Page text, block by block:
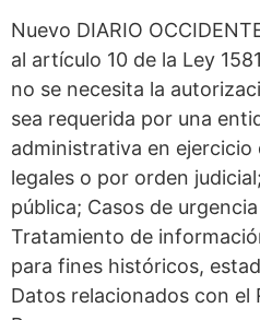
Nuevo DIARIO
al artículo 10 de la Ley
no se necesita la
sea requerida por una
administrativa en ejercicio
legales o por orden
pública; Casos de
Tratamiento de
para fines históricos,
Datos relacionados con el